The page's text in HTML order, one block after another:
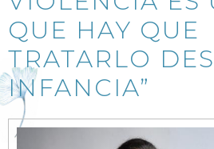
QUE HAY QUE
TRATARLO
INFANCIA”